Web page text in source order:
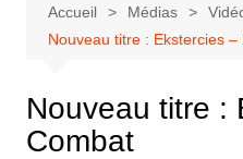
Accueil Médias
Nouveau titre : Ekstercies –
Nouveau titre :
Combat